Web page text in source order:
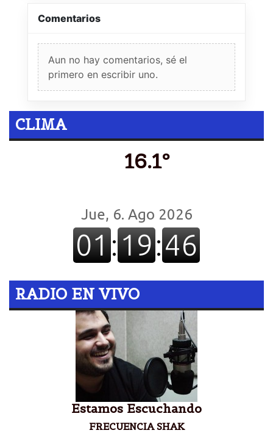
Comentarios
Aun no hay comentarios, sé el
primero en escribir uno.
CLIMA
16.1º
RADIO EN VIVO
Estamos Escuchando
FRECUENCIA SHAK